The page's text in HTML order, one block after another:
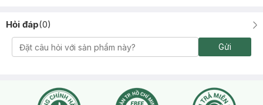
Hỏi đáp(0)
Gửi